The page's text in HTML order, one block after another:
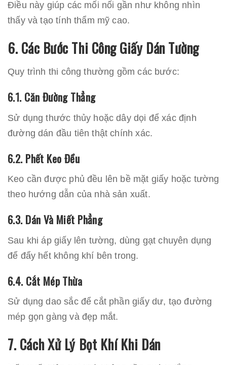
Điều này giúp các mối nối gần như không nhìn
thấy và tạo tính thẩm mỹ cao.
6. Các Bước Thi Công Giấy Dán Tường
Quy trình thi công thường gồm các bước:
6.1. Căn Đường Thẳng
Sử dụng thước thủy hoặc dây dọi để xác định
đường dán đầu tiên thật chính xác.
6.2. Phết Keo Đều
Keo cần được phủ đều lên bề mặt giấy hoặc tường
theo hướng dẫn của nhà sản xuất.
6.3. Dán Và Miết Phẳng
Sau khi áp giấy lên tường, dùng gạt chuyên dụng
để đẩy hết không khí bên trong.
6.4. Cắt Mép Thừa
Sử dụng dao sắc để cắt phần giấy dư, tạo đường
mép gọn gàng và đẹp mắt.
7. Cách Xử Lý Bọt Khí Khi Dán